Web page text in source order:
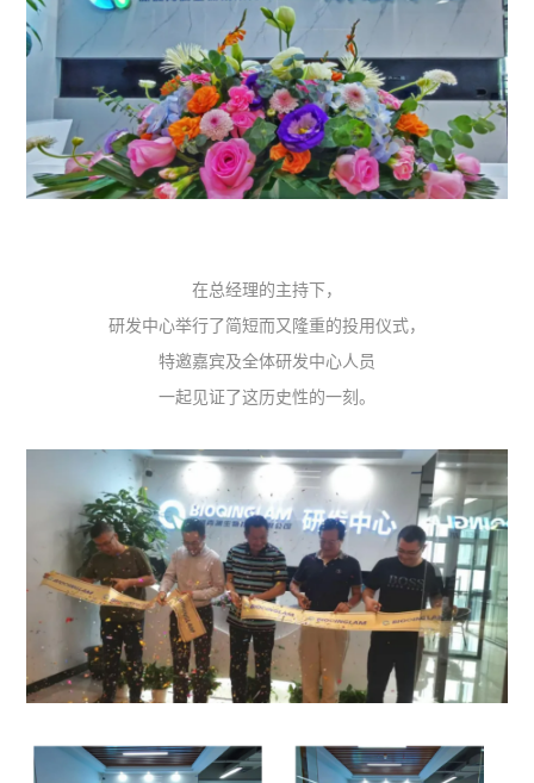
在总经理的主持下，
研发中心举行了简短而又隆重的投用仪式，
特邀嘉宾及全体研发中心人员
一起见证了这历史性的一刻。